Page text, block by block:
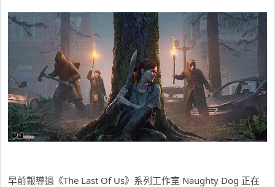
早前報導過《The Last Of Us》系列工作室 Naughty Dog 正在